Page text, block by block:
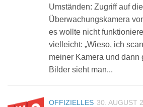
Umständen: Zugriff auf
Überwachungskamera
es wollte nicht
vielleicht: „Wieso, ich
meiner Kamera und dann
Bilder sieht man...
OFFIZIELLES 30. AUGUST